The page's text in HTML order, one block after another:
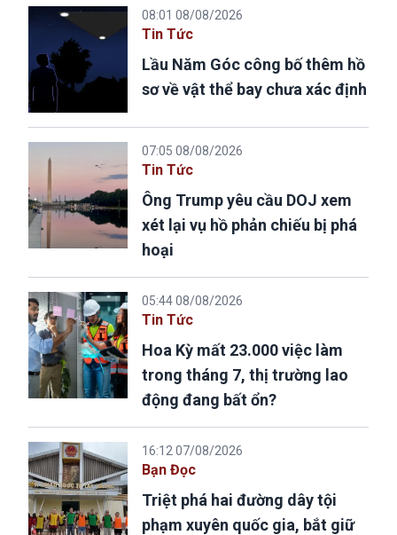
08:01 08/08/2026
Tin Tức
Lầu Năm Góc công bố thêm hồ
sơ về vật thể bay chưa xác định
07:05 08/08/2026
Tin Tức
Ông Trump yêu cầu DOJ xem
xét lại vụ hồ phản chiếu bị phá
hoại
05:44 08/08/2026
Tin Tức
Hoa Kỳ mất 23.000 việc làm
trong tháng 7, thị trường lao
động đang bất ổn?
16:12 07/08/2026
Bạn Đọc
Triệt phá hai đường dây tội
phạm xuyên quốc gia, bắt giữ